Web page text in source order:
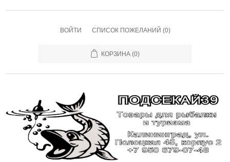
ВОЙТИ СПИСОК ПОЖЕЛАНИЙ (0)
КОРЗИНА (0)